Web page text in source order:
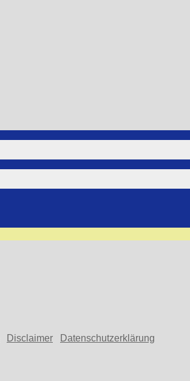
Disclaimer
Datenschutzerklärung